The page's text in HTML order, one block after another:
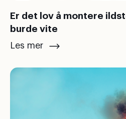
Er det lov å montere
burde vite
Les mer